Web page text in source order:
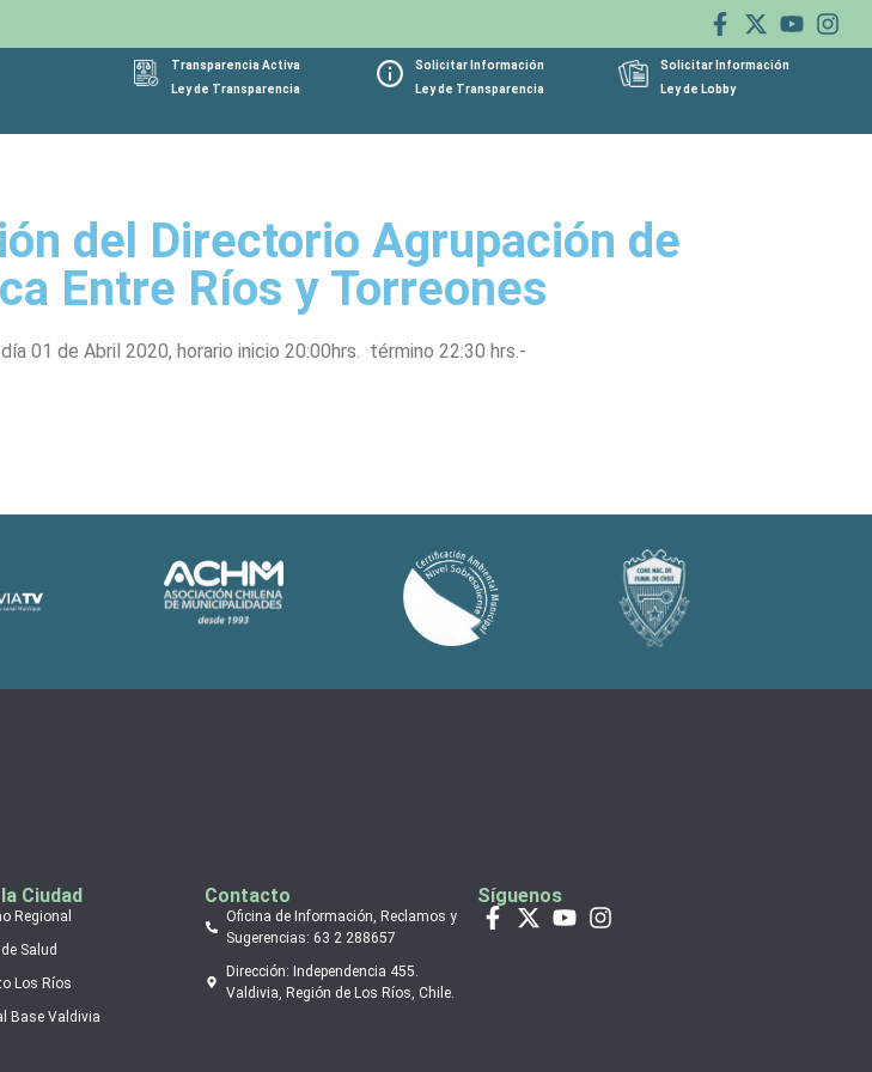
Transparencia Activa
Ley de Transparencia
Solicitar Información
Ley de Transparencia
Solicitar Información
Ley de Lobby
del Directorio Agrupación de
Entre Ríos y Torreones
01 de Abril 2020, horario inicio 20:00hrs. término 22:30 hrs.-
Ciudad
Regional
Salud
Los Ríos
Base Valdivia
Contacto
Oficina de Información, Reclamos y
Sugerencias: 63 2 288657
Dirección: Independencia 455.
Valdivia, Región de Los Ríos, Chile.
Síguenos